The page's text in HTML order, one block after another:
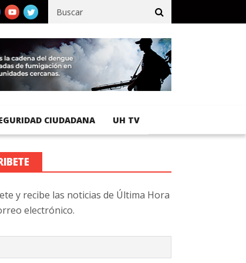
92 % de avance en obras de terracería
CIUDADANA UH TV
y recibe las noticias de Última Hora
electrónico.